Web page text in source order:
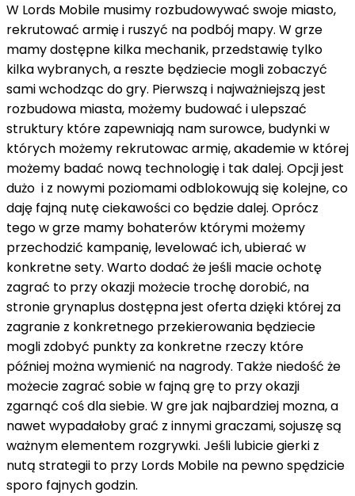
W Lords Mobile musimy rozbudowywać swoje miasto,
rekrutować armię i ruszyć na podbój mapy. W grze
mamy dostępne kilka mechanik, przedstawię tylko
kilka wybranych, a reszte będziecie mogli zobaczyć
sami wchodząc do gry. Pierwszą i najważniejszą jest
rozbudowa miasta, możemy budować i ulepszać
struktury które zapewniają nam surowce, budynki w
których możemy rekrutowac armię, akademie w której
możemy badać nową technologię i tak dalej. Opcji jest
dużo i z nowymi poziomami odblokowują się kolejne, co
daję fajną nutę ciekawości co będzie dalej. Oprócz
tego w grze mamy bohaterów którymi możemy
przechodzić kampanię, levelować ich, ubierać w
konkretne sety. Warto dodać że jeśli macie ochotę
zagrać to przy okazji możecie trochę dorobić, na
stronie grynaplus dostępna jest oferta dzięki której za
zagranie z konkretnego przekierowania będziecie
mogli zdobyć punkty za konkretne rzeczy które
później można wymienić na nagrody. Także niedość że
możecie zagrać sobie w fajną grę to przy okazji
zgarnąć coś dla siebie. W gre jak najbardziej mozna, a
nawet wypadałoby grać z innymi graczami, sojuszę są
ważnym elementem rozgrywki. Jeśli lubicie gierki z
nutą strategii to przy Lords Mobile na pewno spędzicie
sporo fajnych godzin.